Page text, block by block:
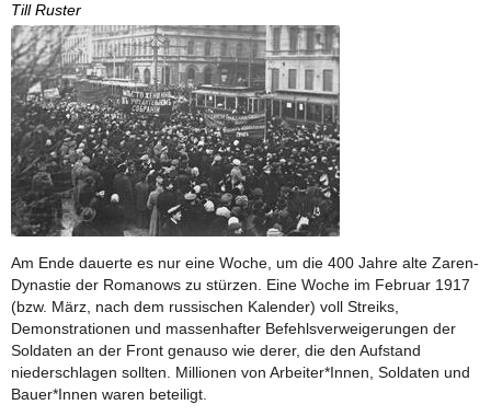
Till Ruster
Am Ende dauerte es nur eine Woche, um die 400 Jahre alte Zaren-
Dynastie der Romanows zu stürzen. Eine Woche im Februar 1917
(bzw. März, nach dem russischen Kalender) voll Streiks,
Demonstrationen und massenhafter Befehlsverweigerungen der
Soldaten an der Front genauso wie derer, die den Aufstand
niederschlagen sollten. Millionen von Arbeiter*Innen, Soldaten und
Bauer*Innen waren beteiligt.